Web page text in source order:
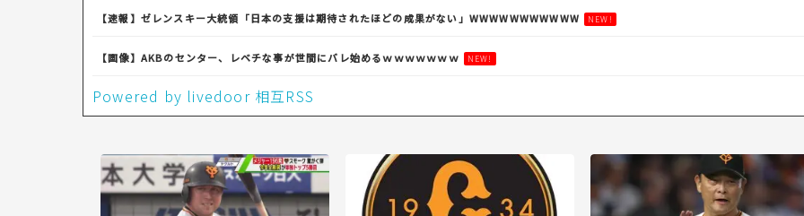
【速報】ゼレンスキー大統領「日本の支援は期待されたほどの成果がない」WWWWWWWWWWW NEW!
【画像】AKBのセンター、レベチな事が世間にバレ始めるｗｗｗｗｗｗｗ NEW!
Powered by livedoor 相互RSS